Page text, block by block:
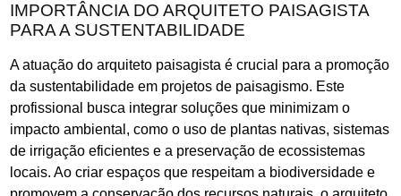
IMPORTÂNCIA DO ARQUITETO PAISAGISTA
PARA A SUSTENTABILIDADE
A atuação do arquiteto paisagista é crucial para a promoção
da sustentabilidade em projetos de paisagismo. Este
profissional busca integrar soluções que minimizam o
impacto ambiental, como o uso de plantas nativas, sistemas
de irrigação eficientes e a preservação de ecossistemas
locais. Ao criar espaços que respeitam a biodiversidade e